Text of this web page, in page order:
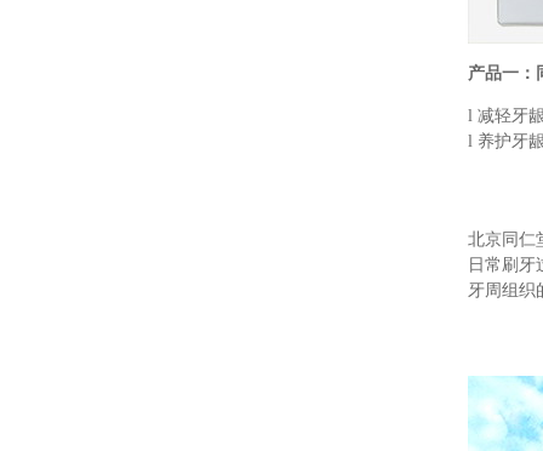
产品一：
l 减轻牙
l 养护牙
北京同仁
日常刷
牙周组织